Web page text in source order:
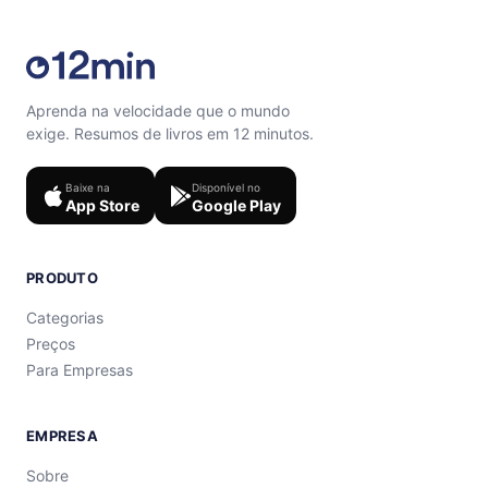
Aprenda na velocidade que o mundo
exige. Resumos de livros em 12 minutos.
Baixe na
App Store
Disponível no
Google Play
PRODUTO
Categorias
Preços
Para Empresas
EMPRESA
Sobre